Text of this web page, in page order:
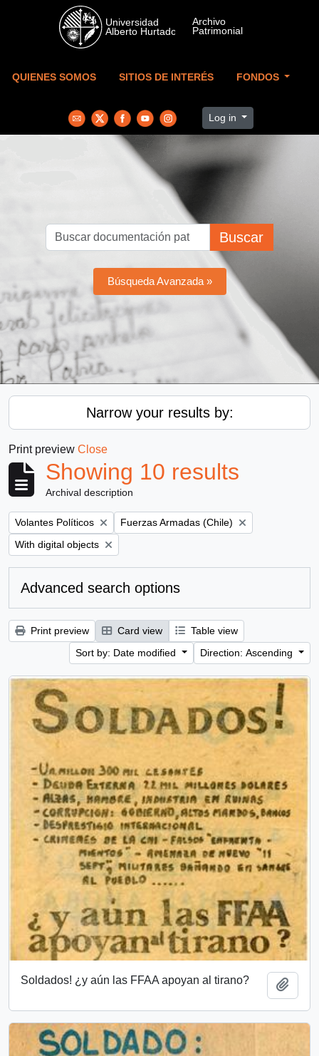
Skip to main content
QUIENES SOMOS SITIOS DE INTERÉS FONDOS
Log in
Buscar
Búsqueda Avanzada »
Narrow your results by:
Print preview Close
Showing 10 results
Archival description
Remove filter:
Volantes Políticos Remove filter:
Fuerzas Armadas (Chile)
Remove filter:
With digital objects
Advanced search options
Print preview Card view
Table view
Sort by: Date modified
Direction: Ascending
Soldados! ¿y aún las FFAA apoyan al tirano?